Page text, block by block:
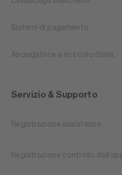
Sistemi di pagamento
Asciugatrice a ricircolo d’aria
Servizio & Supporto
Registrazione assistenza
Registrazione controllo